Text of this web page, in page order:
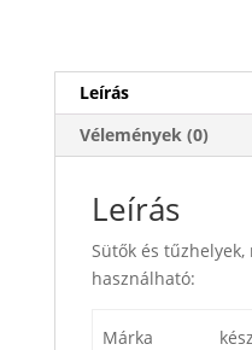
Leírás
Vélemények (0)
Leírás
Sütők és
használható:
Márka